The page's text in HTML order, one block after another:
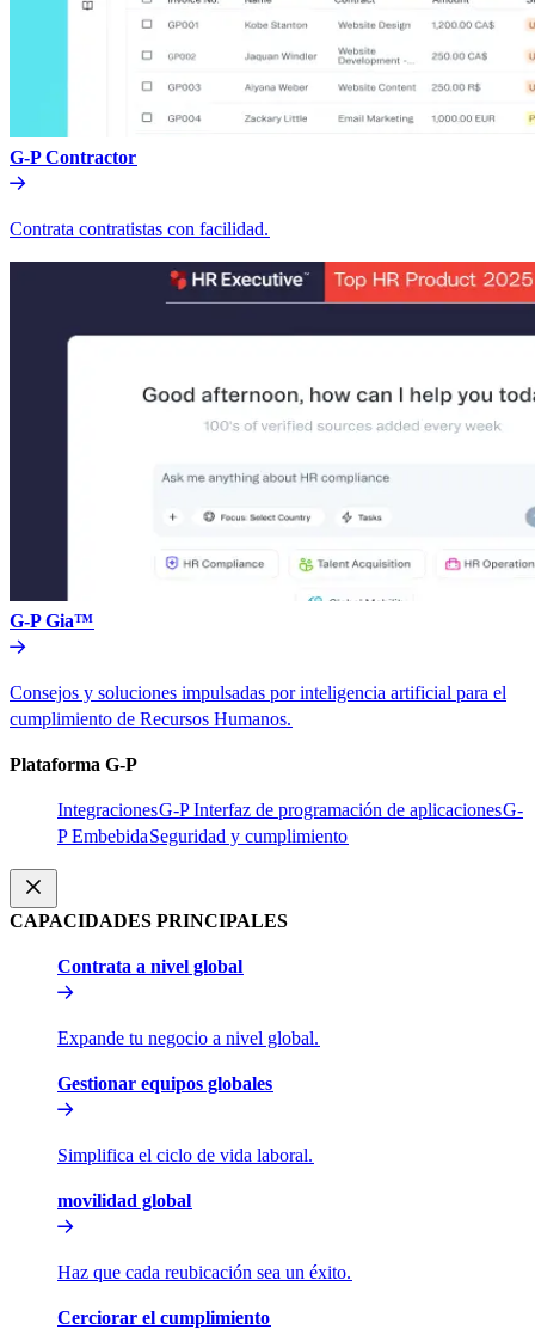
G-P Contractor​​
Contrata contratistas con facilidad.​​
G-P Gia™​​
Consejos y soluciones impulsadas por inteligencia artificial para el
cumplimiento de Recursos Humanos.​​
Plataforma G-P​​
Integraciones​​G-P Interfaz de programación de aplicaciones​​G-
P Embebida​​Seguridad y cumplimiento​​
CAPACIDADES PRINCIPALES​​
Contrata a nivel global​​
Expande tu negocio a nivel global.​​
Gestionar equipos globales​​
Simplifica el ciclo de vida laboral.​​
movilidad global​​
Haz que cada reubicación sea un éxito.​​
Cerciorar el cumplimiento​​